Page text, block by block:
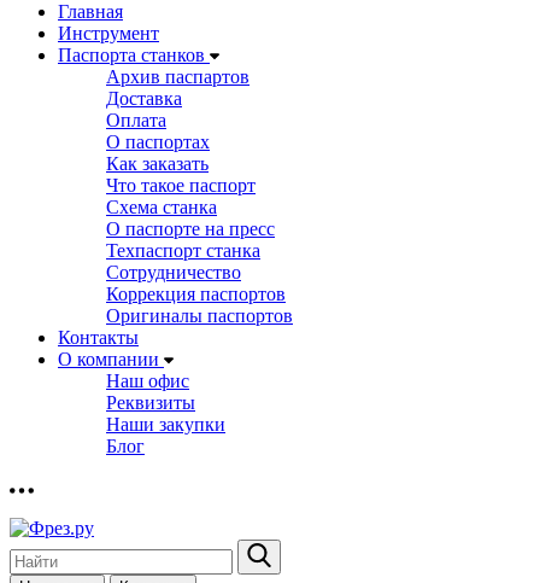
Главная
Инструмент
Паспорта станков
Архив паспартов
Доставка
Оплата
О паспортах
Как заказать
Что такое паспорт
Схема станка
О паспорте на пресс
Техпаспорт станка
Сотрудничество
Коррекция паспортов
Оригиналы паспортов
Контакты
О компании
Наш офис
Реквизиты
Наши закупки
Блог